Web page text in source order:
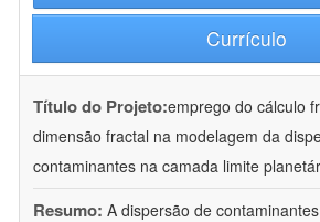
Currículo
Título do Projeto:emprego do cálculo
dimensão fractal na modelagem da
contaminantes na camada limite
Resumo: A dispersão de